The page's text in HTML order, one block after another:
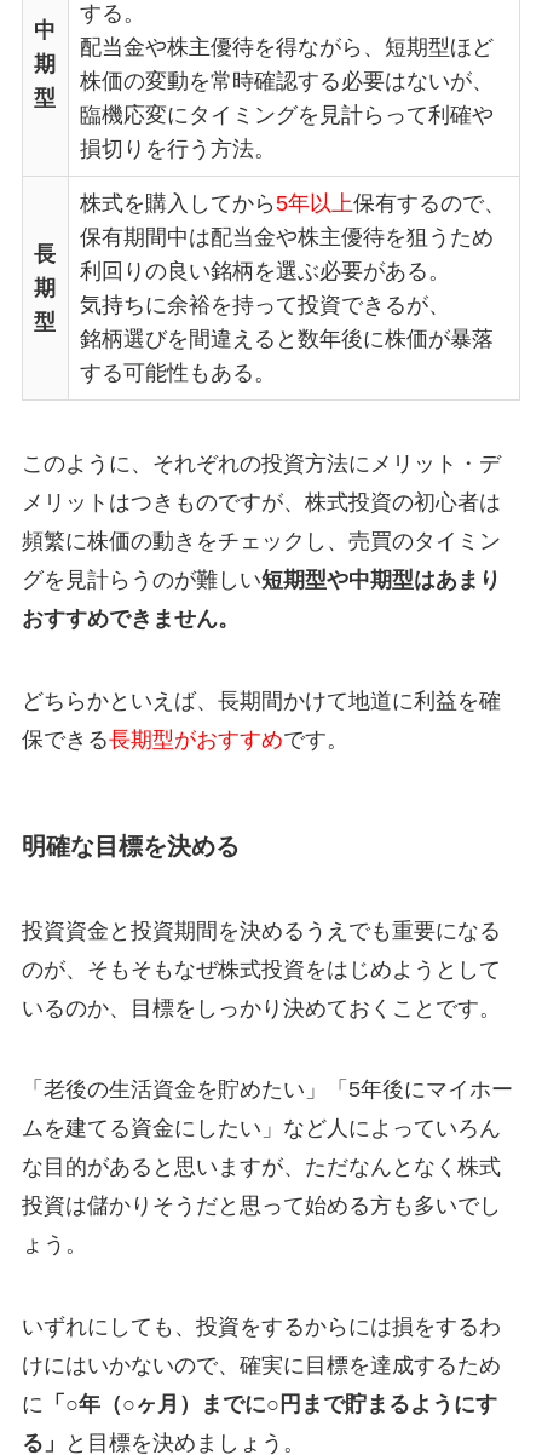
中
期
型
する。
配当金や株主優待を得ながら、短期型ほど
株価の変動を常時確認する必要はないが、
臨機応変にタイミングを見計らって利確や
損切りを行う方法。
長
期
型
株式を購入してから5年以上保有するので、
保有期間中は配当金や株主優待を狙うため
利回りの良い銘柄を選ぶ必要がある。
気持ちに余裕を持って投資できるが、
銘柄選びを間違えると数年後に株価が暴落
する可能性もある。
このように、それぞれの投資方法にメリット・デ
メリットはつきものですが、株式投資の初心者は
頻繁に株価の動きをチェックし、売買のタイミン
グを見計らうのが難しい短期型や中期型はあまり
おすすめできません。
どちらかといえば、長期間かけて地道に利益を確
保できる長期型がおすすめです。
明確な目標を決める
投資資金と投資期間を決めるうえでも重要になる
のが、そもそもなぜ株式投資をはじめようとして
いるのか、目標をしっかり決めておくことです。
「老後の生活資金を貯めたい」「5年後にマイホー
ムを建てる資金にしたい」など人によっていろん
な目的があると思いますが、ただなんとなく株式
投資は儲かりそうだと思って始める方も多いでし
ょう。
いずれにしても、投資をするからには損をするわ
けにはいかないので、確実に目標を達成するため
に 「○年（○ヶ月）までに○円まで貯まるようにす
る」
と目標を決めましょう。